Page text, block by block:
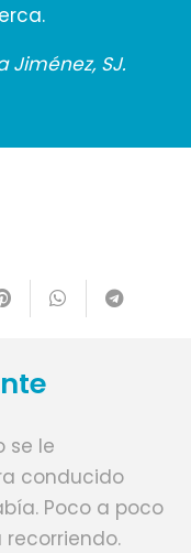
Jiménez, SJ.
se le
conducido
Poco a poco